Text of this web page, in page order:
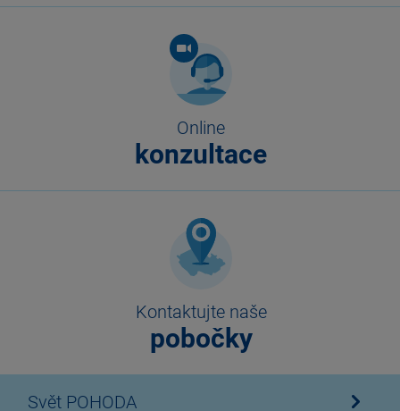
Online
konzultace
Kontaktujte naše
pobočky
Svět POHODA